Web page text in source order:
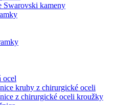
Swarovski kameny
ocel
kruhy z chirurgické oceli
z chirurgické oceli kroužky